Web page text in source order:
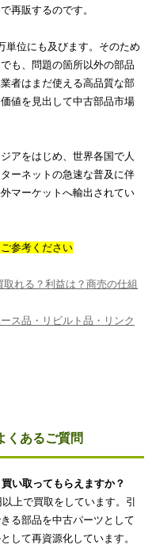
再販するのです。
単位にも及びます。そのため
も、問題の箇所以外の部品
者はまだ使える高品質な部
値を見出して中古部品市場
アをはじめ、世界各国で人
ーネットの急速な普及に伴
マーケットへ輸出されてい
参考ください
取れる？利益は？商売の仕組
ス品・リビルト品・リンク
くあるご質問
い取ってもらえますか？
上で買取をしています。引
る部品を中古パーツとして
して再資源化しています。